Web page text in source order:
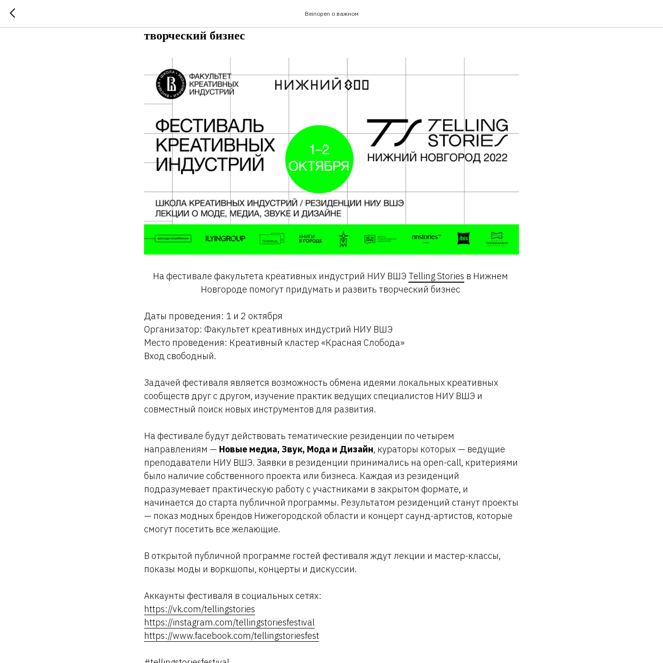
Beinopen о важном
Stories в Нижнем Новгороде помогут придумать и развить
творческий бизнес
На фестивале факультета креативных индустрий НИУ ВШЭ Telling Stories в Нижнем
Новгороде помогут придумать и развить творческий бизнес
Даты проведения: 1 и 2 октября
Организатор: Факультет креативных индустрий НИУ ВШЭ
Место проведения: Креативный кластер «Красная Слобода»
Вход свободный.
Задачей фестиваля является возможность обмена идеями локальных креативных
сообществ друг с другом, изучение практик ведущих специалистов НИУ ВШЭ и
совместный поиск новых инструментов для развития.
На фестивале будут действовать тематические резиденции по четырем
направлениям — Новые медиа, Звук, Мода и Дизайн, кураторы которых — ведущие
преподаватели НИУ ВШЭ. Заявки в резиденции принимались на open-call, критериями
было наличие собственного проекта или бизнеса. Каждая из резиденций
подразумевает практическую работу с участниками в закрытом формате, и
начинается до старта публичной программы. Результатом резиденций станут проекты
— показ модных брендов Нижегородской области и концерт саунд-артистов, которые
смогут посетить все желающие.
В открытой публичной программе гостей фестиваля ждут лекции и мастер-классы,
показы моды и воркшопы, концерты и дискуссии.
Аккаунты фестиваля в социальных сетях:
https://vk.com/tellingstories
https://instagram.com/tellingstoriesfestival
https://www.facebook.com/tellingstoriesfest